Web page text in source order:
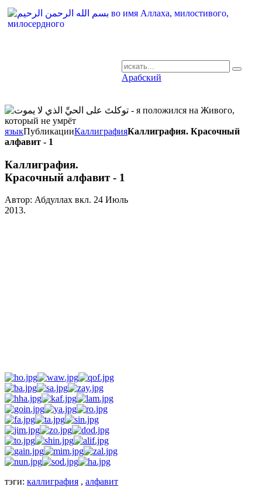
Арабский
языкПубликацииКаллиграфияКаллиграфия. Красочный
алфавит - 1
Каллиграфия.
Красочный алфавит - 1
Автор: Абдуллах вкл. 24 Июль
2013.
тэги: каллиграфия , алфавит